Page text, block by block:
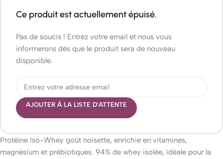
Ce produit est actuellement épuisé.
Pas de soucis ! Entrez votre email et nous vous
informerons dès que le produit sera de nouveau
disponible.
AJOUTER À LA LISTE D'ATTENTE
Protéine Iso-Whey goût noisette, enrichie en vitamines,
magnésium et prébiotiques. 94% de whey isolée, idéale pour la